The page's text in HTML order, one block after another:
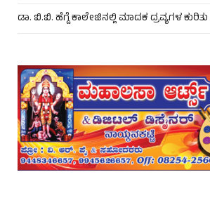
ಡಾ. ಬಿ.ಬಿ. ಹೆಗ್ಡೆ ಕಾಲೇಜಿನಲ್ಲಿ ಮಾದಕ ದ್ರವ್ಯಗಳ